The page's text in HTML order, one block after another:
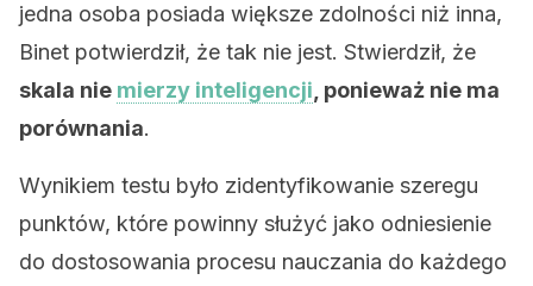
jedna osoba posiada większe zdolności niż inna,
Binet potwierdził, że tak nie jest. Stwierdził, że
skala nie mierzy inteligencji , ponieważ nie ma
porównania.
Wynikiem testu było zidentyfikowanie szeregu
punktów, które powinny służyć jako odniesienie
do dostosowania procesu nauczania do każdego